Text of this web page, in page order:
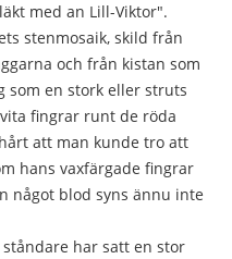
med an Lill-Viktor".
stenmosaik, skild från
och från kistan som
som en stork eller struts
fingrar runt de röda
att man kunde tro att
hans vaxfärgade fingrar
något blod syns ännu inte
har satt en stor